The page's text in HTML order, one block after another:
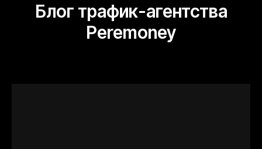
Блог трафик-агентства
Peremoney